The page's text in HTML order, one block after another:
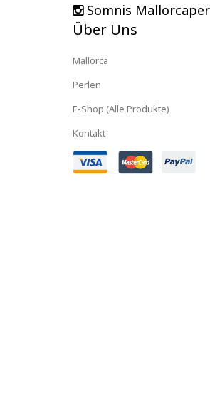
Somnis
Über Uns
Mallorca
Perlen
E-Shop (Alle Produkte)
Kontakt